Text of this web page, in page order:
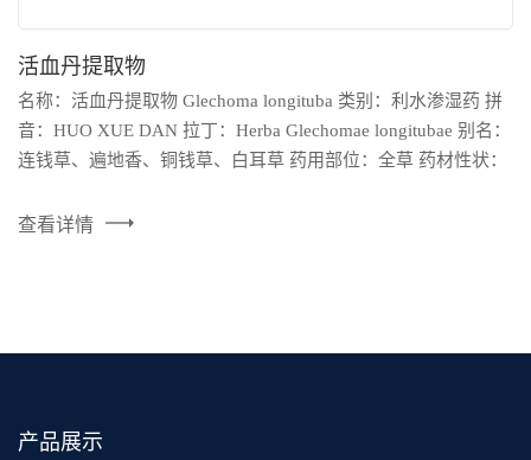
活血丹提取物
名称：活血丹提取物 Glechoma longituba 类别：利水渗湿药 拼
音：HUO XUE DAN 拉丁：Herba Glechomae longitubae 别名：
连钱草、遍地香、铜钱草、白耳草 药用部位：全草 药材性状：
色或紫红色，具纵棱及短柔毛，节上有不定根；质脆，易折
查看详情
产品展示